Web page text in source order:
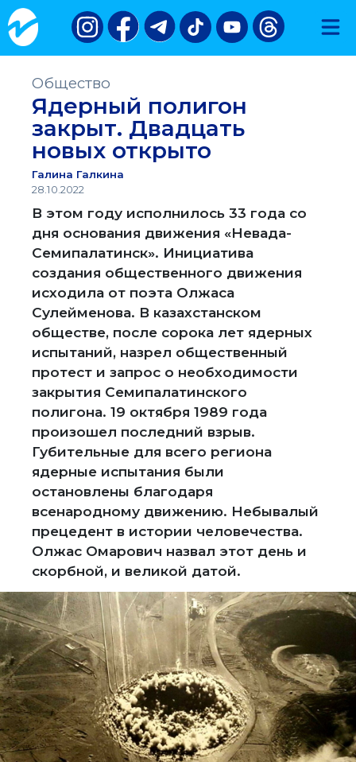
Общество
Ядерный полигон
закрыт. Двадцать
новых открыто
Галина Галкина
28.10.2022
В этом году исполнилось 33 года со
дня основания движения «Невада-
Семипалатинск». Инициатива
создания общественного движения
исходила от поэта Олжаса
Сулейменова. В казахстанском
обществе, после сорока лет ядерных
испытаний, назрел общественный
протест и запрос о необходимости
закрытия Семипалатинского
полигона. 19 октября 1989 года
произошел последний взрыв.
Губительные для всего региона
ядерные испытания были
остановлены благодаря
всенародному движению. Небывалый
прецедент в истории человечества.
Олжас Омарович назвал этот день и
скорбной, и великой датой.